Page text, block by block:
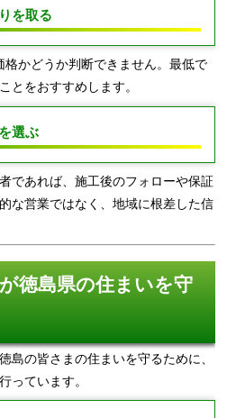
を取る
格かどうか判断できません。最低で
とをおすすめします。
選ぶ
であれば、施工後のフォローや保証
な営業ではなく、地域に根差した信
徳島県の住まいを守
島の皆さまの住まいを守るために、
っています。